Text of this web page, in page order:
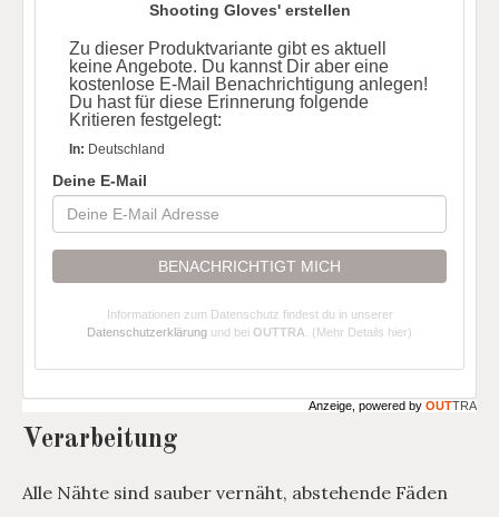
Shooting Gloves' erstellen
Zu dieser Produktvariante gibt es aktuell
keine Angebote. Du kannst Dir aber eine
kostenlose E-Mail Benachrichtigung anlegen!
Du hast für diese Erinnerung folgende
Kritieren festgelegt:
In: Deutschland
Deine E-Mail
BENACHRICHTIGT MICH
Informationen zum Datenschutz findest du in unserer
Datenschutzerklärung und bei OUTTRA (Mehr Details hier)
Anzeige, powered by OUTTRA
Verarbeitung
Alle Nähte sind sauber vernäht, abstehende Fäden